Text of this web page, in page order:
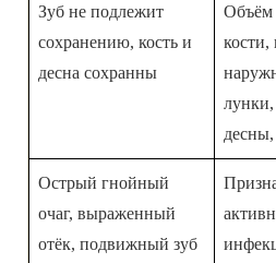
Зуб не подлежит
сохранению, кость и
десна сохранны
Объём
кости,
лунки,
Острый гнойный
очаг, выраженный
отёк, подвижный зуб